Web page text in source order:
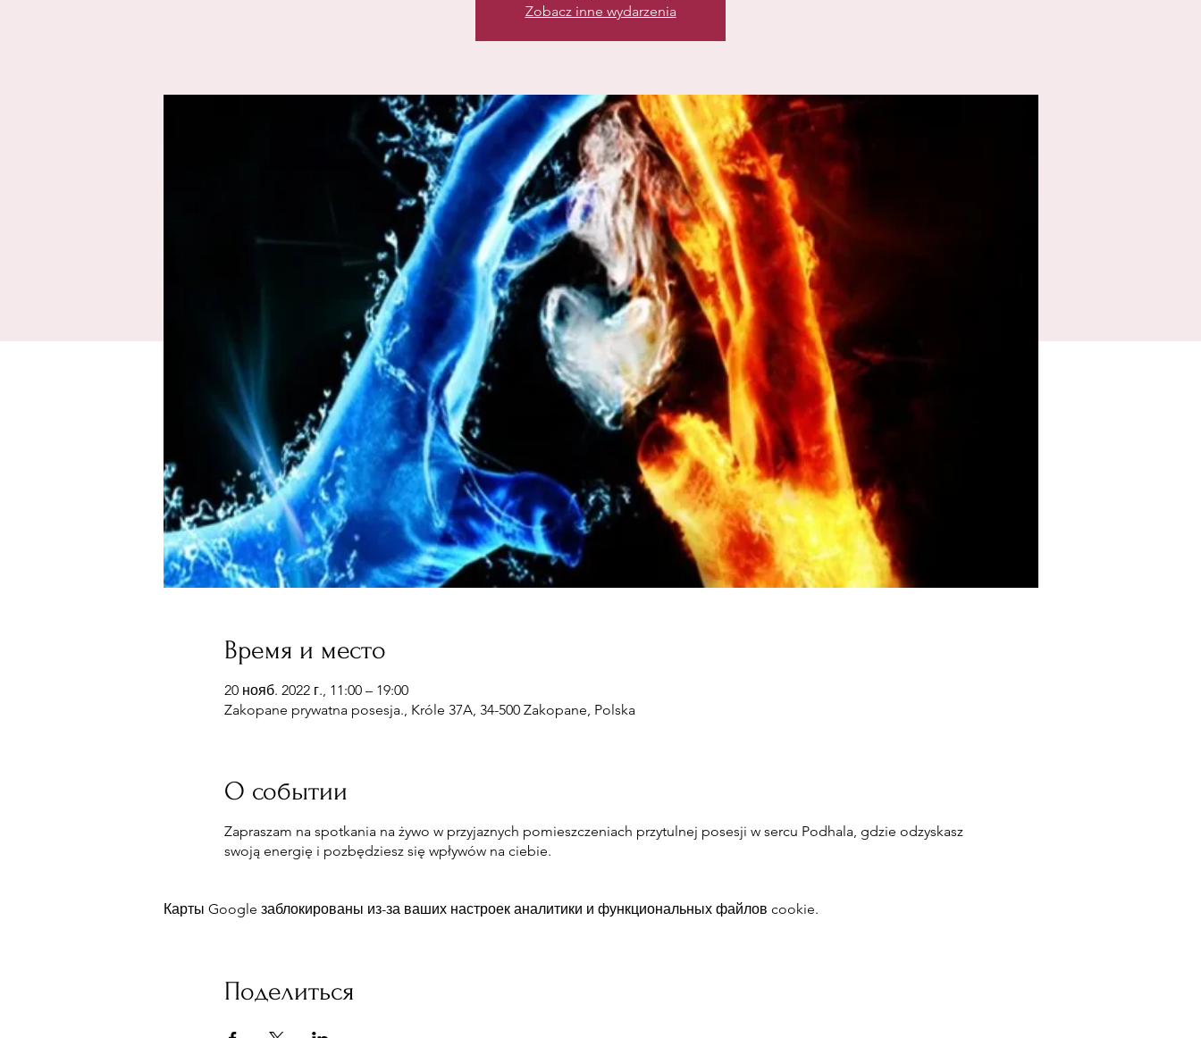
Zobacz inne wydarzenia
Время и место
20 нояб. 2022 г., 11:00 – 19:00
Zakopane prywatna posesja., Króle 37A, 34-500 Zakopane, Polska
О событии
Zapraszam na spotkania na żywo w przyjaznych pomieszczeniach przytulnej posesji w sercu Podhala, gdzie odzyskasz
swoją energię i pozbędziesz się wpływów na ciebie.
Карты Google заблокированы из-за ваших настроек аналитики и функциональных файлов cookie.
Поделиться